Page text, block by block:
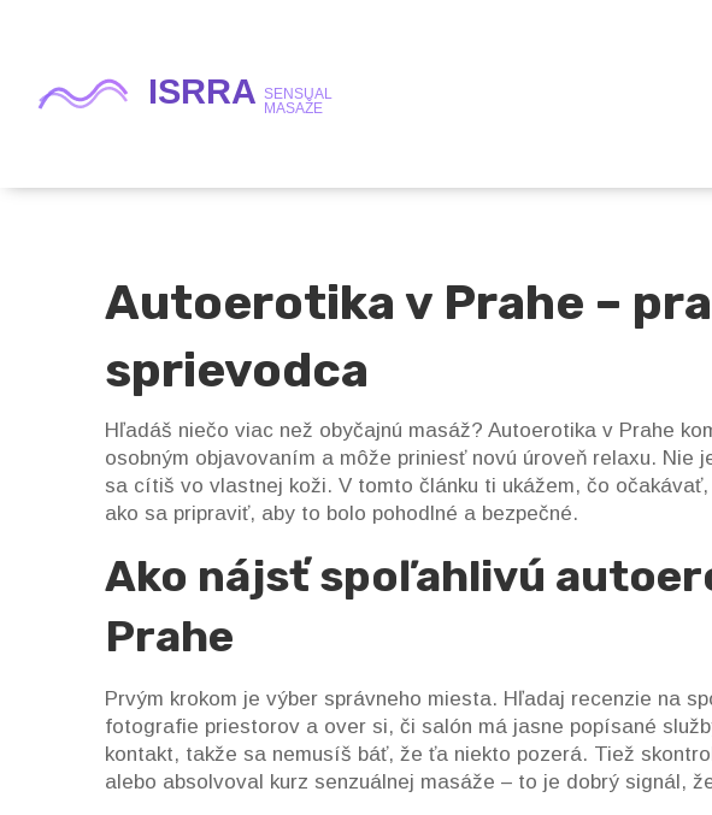
Autoerotika v Prahe –
sprievodca
Hľadáš niečo viac než obyčajnú masáž? Autoerotika v Prahe
osobným objavovaním a môže priniesť novú úroveň relaxu. Nie
sa cítiš vo vlastnej koži. V tomto článku ti ukážem, čo
ako sa pripraviť, aby to bolo pohodlné a bezpečné.
Ako nájsť spoľahlivú
Prahe
Prvým krokom je výber správneho miesta. Hľadaj recenzie na
fotografie priestorov a over si, či salón má jasne popísané
kontakt, takže sa nemusíš báť, že ťa niekto pozerá. Tiež
alebo absolvoval kurz senzuálnej masáže – to je dobrý signál,